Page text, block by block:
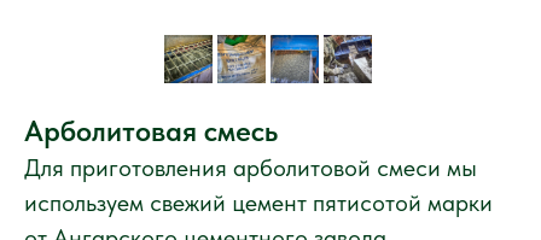
Арболитовая смесь
Для приготовления арболитовой смеси мы
используем свежий цемент пятисотой марки